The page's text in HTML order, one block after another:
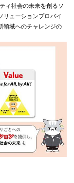
ィ社会の未来を創るソ
リューションプロバイ
領域へのチャレンジの